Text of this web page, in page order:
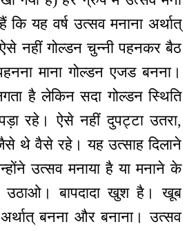
यह वर्ष उत्सव मनाना अर्थात्
ऐसे नहीं गोल्डन चुन्नी पहनकर बैठ
माना गोल्डन एजड बनना।
है लेकिन सदा गोल्डन स्थिति
रहे। ऐसे नहीं दुपट्टा उतरा,
थे वैसे रहे। यह उत्साह दिलाने
उत्सव मनाया है या मनाने के
बापदादा खुश है। खूब
बनना और बनाना। उत्सव